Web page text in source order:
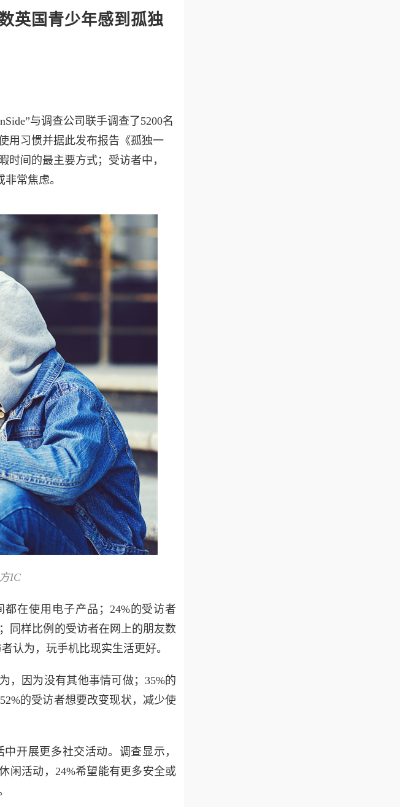
英国青少年感到孤独
与调查公司联手调查了5200名
用习惯并据此发布报告《孤独一
间的最主要方式；受访者中，
常焦虑。
IC
在使用电子产品；24%的受访者
同样比例的受访者在网上的朋友数
认为，玩手机比现实生活更好。
，因为没有其他事情可做；35%的
52%的受访者想要改变现状，减少使
开展更多社交活动。调查显示，
闲活动，24%希望能有更多安全或